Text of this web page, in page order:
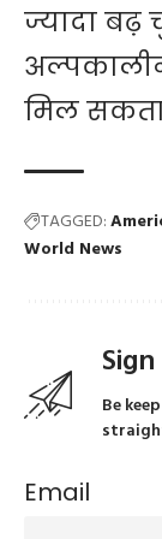
ज्यादा
मिल सकता
TAGGED:
World News
Be
Email